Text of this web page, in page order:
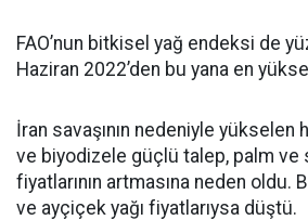
FAO’nun bitkisel yağ endeksi de
Haziran 2022’den bu yana en
İran savaşının nedeniyle yükselen
ve biyodizele güçlü talep, palm ve
fiyatlarının artmasına neden oldu.
ve ayçiçek yağı fiyatlarıysa düştü.